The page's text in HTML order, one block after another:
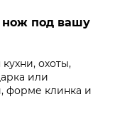
под вашу
охоты,
или
форме клинка и